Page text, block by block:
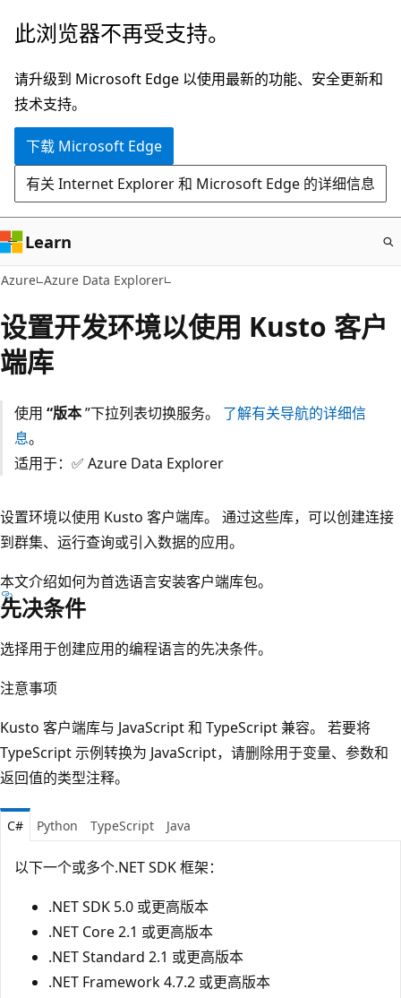
跳
主
要
内
此浏览器不再受支持。
请升级到 Microsoft Edge 以使用最新的功能、安全更新和
技术支持。
下载 Microsoft Edge
有关 Internet Explorer 和 Microsoft Edge 的详细信息
Learn
Azure Azure Data Explorer
设置开发环境以使用 Kusto 客户
端库
使用 “版本”下拉列表切换服务。 了解有关导航的详细信
息。
适用于：✅ Azure Data Explorer
设置环境以使用 Kusto 客户端库。 通过这些库，可以创建连接
到群集、运行查询或引入数据的应用。
本文介绍如何为首选语言安装客户端库包。
先决条件
选择用于创建应用的编程语言的先决条件。
注意事项
Kusto 客户端库与 JavaScript 和 TypeScript 兼容。 若要将
TypeScript 示例转换为 JavaScript，请删除用于变量、参数和
返回值的类型注释。
C# Python TypeScript Java
以下一个或多个.NET SDK 框架：
.NET SDK 5.0 或更高版本
.NET Core 2.1 或更高版本
.NET Standard 2.1 或更高版本
.NET Framework 4.7.2 或更高版本